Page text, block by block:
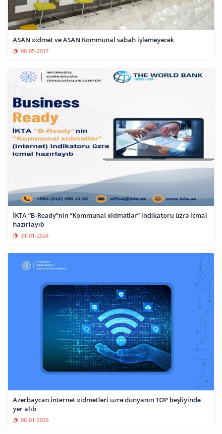
ASAN xidmət və ASAN Kommunal sabah işləməyəcək
08-05-2017
İKTA “B-Ready”nin “Kommunal xidmətlər” indikatoru üzrə icmal
hazırlayıb
31-01-2024
Azərbaycan internet xidmətləri üzrə dünyanın TOP beşliyində
yer alıb
06-01-2026